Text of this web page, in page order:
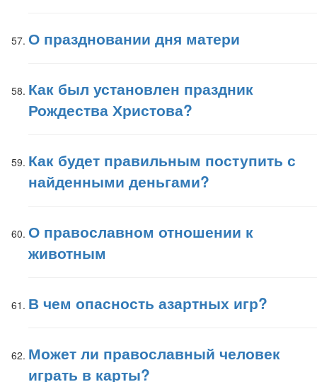
О праздновании дня матери
Как был установлен праздник
Рождества Христова?
Как будет правильным поступить с
найденными деньгами?
О православном отношении к
животным
В чем опасность азартных игр?
Может ли православный человек
играть в карты?